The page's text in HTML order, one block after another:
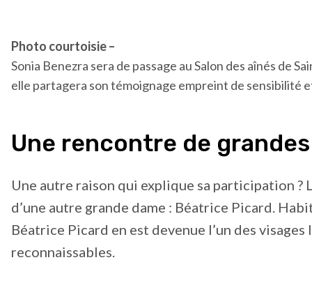
Photo courtoisie –
Sonia Benezra sera de passage au Salon des aînés de
elle partagera son témoignage empreint de sensibilité
Une rencontre de
Une autre raison qui explique sa participation ?
d’une autre grande dame : Béatrice Picard.
Béatrice Picard en est devenue l’un des visages
reconnaissables.